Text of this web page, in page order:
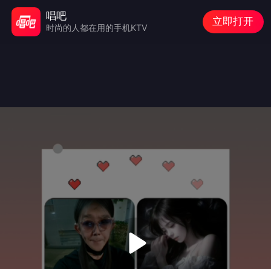
唱吧
时尚的人都在用的手机KTV
立即打开